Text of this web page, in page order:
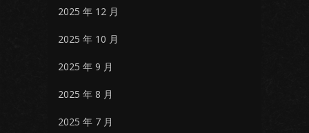
2025 年 12 月
2025 年 10 月
2025 年 9 月
2025 年 8 月
2025 年 7 月